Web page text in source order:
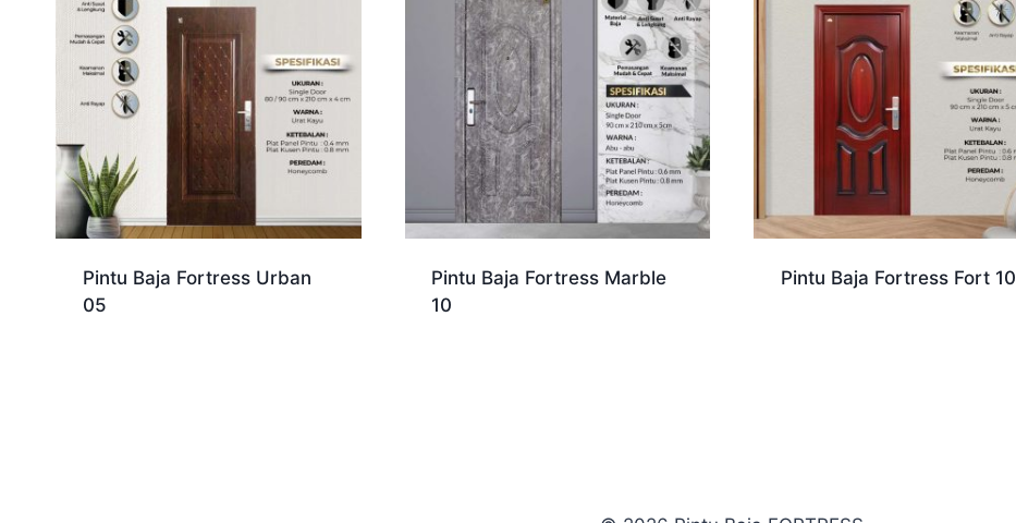
Pintu Baja Fortress Urban
05
Pintu Baja Fortress Marble
10
Pintu Baja Fortress Fort 10